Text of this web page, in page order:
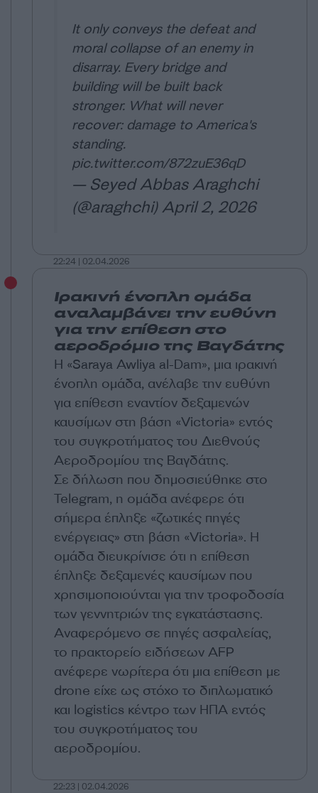
It only conveys the defeat and
moral collapse of an enemy in
disarray. Every bridge and
building will be built back
stronger. What will never
recover: damage to America's
standing.
pic.twitter.com/872zuE36qD
— Seyed Abbas Araghchi
(@araghchi)April 2, 2026
22:24 | 02.04.2026
Ιρακινή ένοπλη ομάδα
αναλαμβάνει την ευθύνη
για την επίθεση στο
αεροδρόμιο της Βαγδάτης
Η «Saraya Awliya al-Dam», μια ιρακινή
ένοπλη ομάδα, ανέλαβε την ευθύνη
για επίθεση εναντίον δεξαμενών
καυσίμων στη βάση «Victoria» εντός
του συγκροτήματος του Διεθνούς
Αεροδρομίου της Βαγδάτης.
Σε δήλωση που δημοσιεύθηκε στο
Telegram, η ομάδα ανέφερε ότι
σήμερα έπληξε «ζωτικές πηγές
ενέργειας» στη βάση «Victoria». Η
ομάδα διευκρίνισε ότι η επίθεση
έπληξε δεξαμενές καυσίμων που
χρησιμοποιούνται για την τροφοδοσία
των γεννητριών της εγκατάστασης.
Αναφερόμενο σε πηγές ασφαλείας,
το πρακτορείο ειδήσεων AFP
ανέφερε νωρίτερα ότι μια επίθεση με
drone είχε ως στόχο το διπλωματικό
και logistics κέντρο των ΗΠΑ εντός
του συγκροτήματος του
αεροδρομίου.
22:23 | 02.04.2026